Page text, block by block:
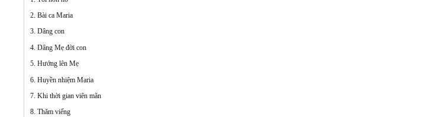
2. Bài ca Maria
3. Dâng con
4. Dâng Mẹ đời con
5. Hướng lên Mẹ
6. Huyền nhiệm Maria
7. Khi thời gian viên mãn
8. Thăm viếng